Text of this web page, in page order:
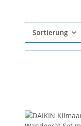
Sortierung